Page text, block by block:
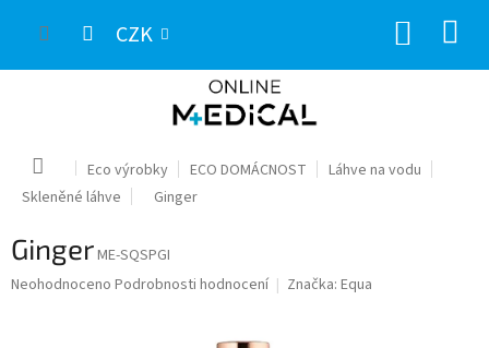
CZK
Domů Eco výrobky ECO DOMÁCNOST
Láhve na vodu
Skleněné láhve
Ginger
GingerME-SQSPGI
Průměrné
Neohodnoceno Podrobnosti hodnocení Značka: Equa